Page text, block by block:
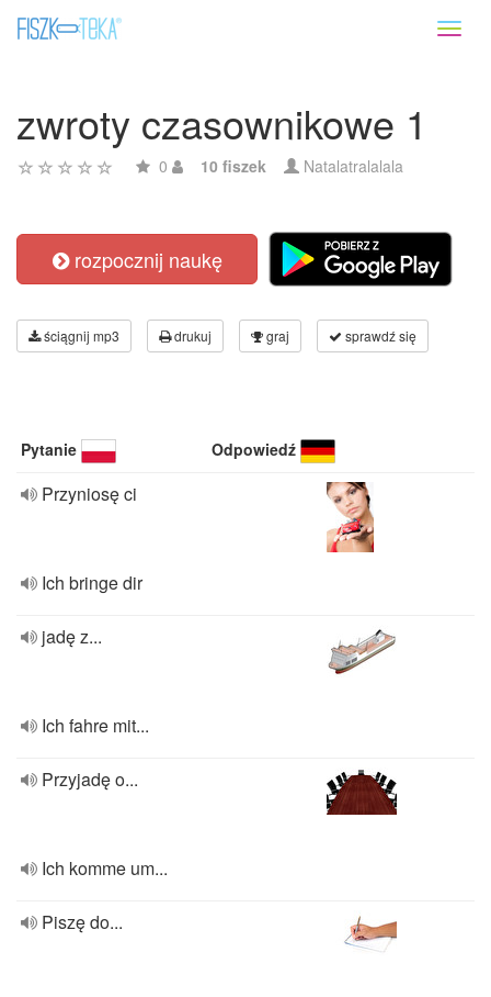
zwroty czasownikowe 1
0 10 fiszek Natalatralalala
rozpocznij naukę
ściągnij mp3 drukuj graj sprawdź się
Pytanie Odpowiedź
Przyniosę ci
Ich bringe dir
jadę z...
Ich fahre mit...
Przyjadę o...
Ich komme um...
Piszę do...